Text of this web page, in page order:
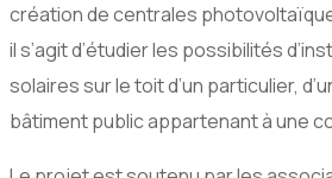
création de centrales
il s’agit d’étudier les possibilités
solaires sur le toit d’un particulier,
bâtiment public appartenant à une